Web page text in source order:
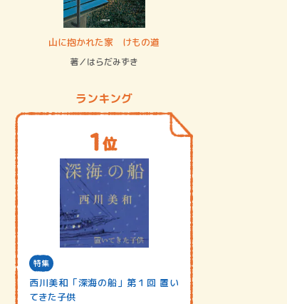
山に抱かれた家 けもの道
著／はらだみずき
ランキング
特集
西川美和「深海の船」第１回 置い
てきた子供